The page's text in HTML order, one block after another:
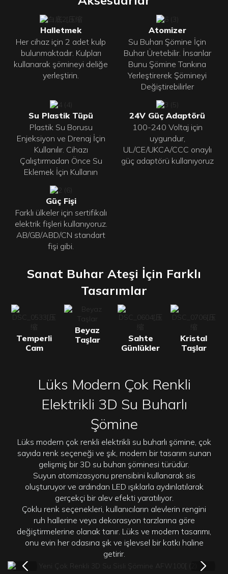
Halletmek
Her cihaz için 2 adet kulp
bulunmaktadır. Kulpları
kullanarak şömineyi deliğe
yerleştirin.
Atomizer
Su Buharı Şömine İçin
Buhar Üretebilir. İnsanlar
Bunu Şömine Tankına
Yerleştirerek Şömineyi
Değiştirebilirler
Su Plastik Tüpü
Plastik Su Borusu
Enjeksiyon ve Drenaj İçin
Kullanılır. Cihazı
Çalıştırmadan Önce Su
Eklemek İçin Kullanın
24V Güç Adaptörü
100-240 Voltaj için
uygundur,
UL/CE/UKCA/CCC onaylı
güç adaptörü kullanıyoruz
Güç Fişi
Farklı ülkeler için sertifikalı
elektrik fişleri kullanıyoruz.
AB/GB/ABD/CN standart
fişi gibi.
Sanat Buhar Ateşi İçin Farklı
Tasarımlar
Temperli
Cam
Beyaz
Taşlar
Sahte
Günlükler
Kristal
Taşlar
Lüks Modern Çok Renkli
Elektrikli 3D Su Buharlı
Şömine
Lüks modern çok renkli elektrikli su buharlı şömine, çok
sayıda renk seçeneği ve şık, modern bir tasarım sunan
gelişmiş bir 3D su buharı şöminesi türüdür.
Suyun atomizasyonu prensibini kullanarak sis
oluşturuyor ve ardından LED ışıklarla aydınlatılarak
gerçekçi bir alev efekti yaratılıyor.
Çoklu renk seçenekleri, kullanıcıların alevlerin rengini
ruh hallerine veya dekorasyon tarzlarına göre
değiştirmelerine olanak tanır. Lüks ve modern tasarımı,
onu evin her odasına şık ve işlevsel bir katkı haline
getirir.